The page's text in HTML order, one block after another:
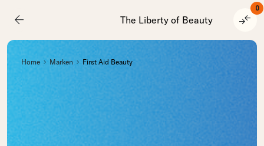
arrow_back The Liberty of Beauty compare_arrows
0
Home Marken First Aid Beauty